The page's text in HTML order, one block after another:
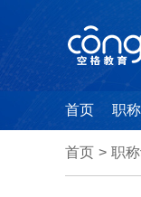
首页 职
首页 > 职